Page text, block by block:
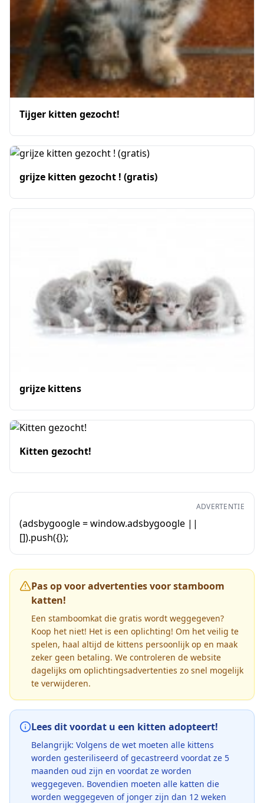
Tijger kitten gezocht!
grijze kitten gezocht ! (gratis)
grijze kittens
Kitten gezocht!
ADVERTENTIE
(adsbygoogle = window.adsbygoogle ||
[]).push({});
Pas op voor advertenties voor stamboom
katten!
Een stamboomkat die gratis wordt weggegeven?
Koop het niet! Het is een oplichting! Om het veilig te
spelen, haal altijd de kittens persoonlijk op en maak
zeker geen betaling. We controleren de website
dagelijks om oplichtingsadvertenties zo snel mogelijk
te verwijderen.
Lees dit voordat u een kitten adopteert!
Belangrijk: Volgens de wet moeten alle kittens
worden gesteriliseerd of gecastreerd voordat ze 5
maanden oud zijn en voordat ze worden
weggegeven. Bovendien moeten alle katten die
worden weggegeven of jonger zijn dan 12 weken